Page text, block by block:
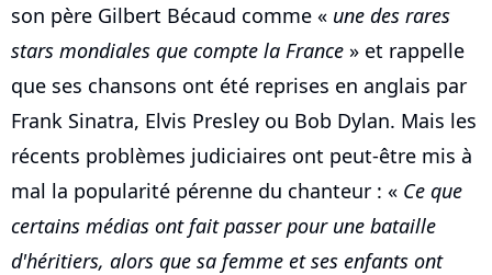
son père Gilbert Bécaud comme « une des rares
stars mondiales que compte la France » et rappelle
que ses chansons ont été reprises en anglais par
Frank Sinatra, Elvis Presley ou Bob Dylan. Mais les
récents problèmes judiciaires ont peut-être mis à
mal la popularité pérenne du chanteur : « Ce que
certains médias ont fait passer pour une bataille
d'héritiers, alors que sa femme et ses enfants ont